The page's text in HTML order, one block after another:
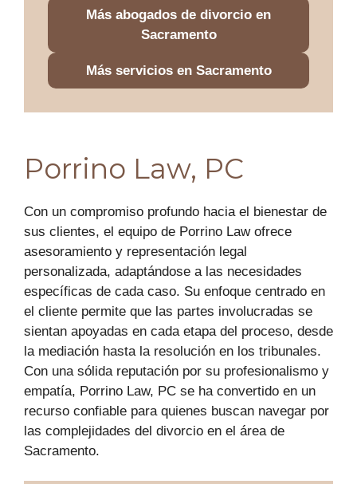
Más abogados de divorcio en
Sacramento
Más servicios en Sacramento
Porrino Law, PC
Con un compromiso profundo hacia el bienestar de
sus clientes, el equipo de Porrino Law ofrece
asesoramiento y representación legal
personalizada, adaptándose a las necesidades
específicas de cada caso. Su enfoque centrado en
el cliente permite que las partes involucradas se
sientan apoyadas en cada etapa del proceso, desde
la mediación hasta la resolución en los tribunales.
Con una sólida reputación por su profesionalismo y
empatía, Porrino Law, PC se ha convertido en un
recurso confiable para quienes buscan navegar por
las complejidades del divorcio en el área de
Sacramento.